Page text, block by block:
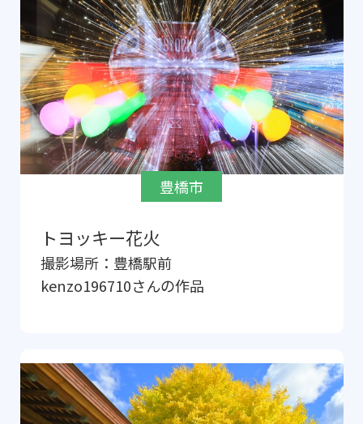
豊橋市
トヨッキー花火
撮影場所： 豊橋駅前
kenzo196710さんの作品